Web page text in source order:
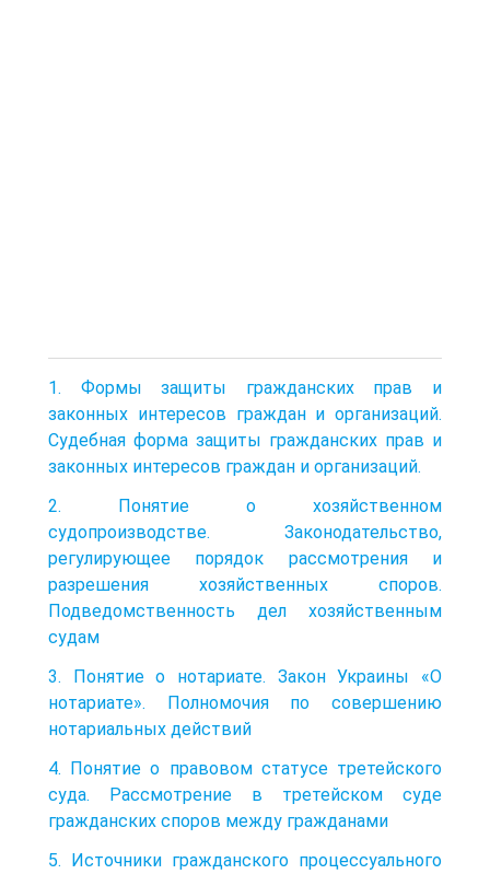
1. Формы защиты гражданских прав и
законных интересов граждан и организаций.
Судебная форма защиты гражданских прав и
законных интересов граждан и организаций.
2. Понятие о хозяйственном
судопроизводстве. Законодательство,
регулирующее порядок рассмотрения и
разрешения хозяйственных споров.
Подведомственность дел хозяйственным
судам
3. Понятие о нотариате. Закон Украины «О
нотариате». Полномочия по совершению
нотариальных действий
4. Понятие о правовом статусе третейского
суда. Рассмотрение в третейском суде
гражданских споров между гражданами
5. Источники гражданского процессуального